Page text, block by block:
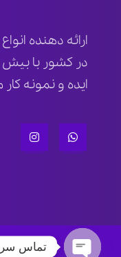
ارائه دهنده
ایده و نمونه
تماس